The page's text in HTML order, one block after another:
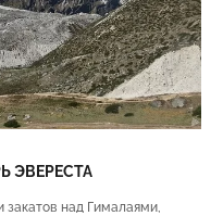
ЭВЕРЕСТА
закатов над Гималаями,